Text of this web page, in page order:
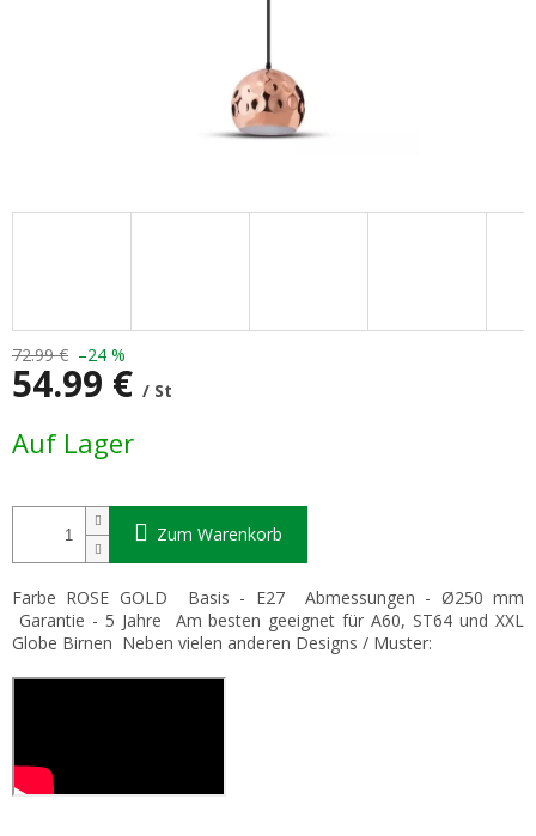
72.99 € –24 %
54.99 € / St
Auf Lager
Zum Warenkorb
Farbe ROSE GOLD Basis - E27 Abmessungen - Ø250 mm
Garantie - 5 Jahre Am besten geeignet für A60, ST64 und XXL
Globe Birnen Neben vielen anderen Designs / Muster: